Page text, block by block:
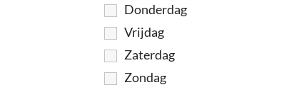
Donderdag
Vrijdag
Zaterdag
Zondag